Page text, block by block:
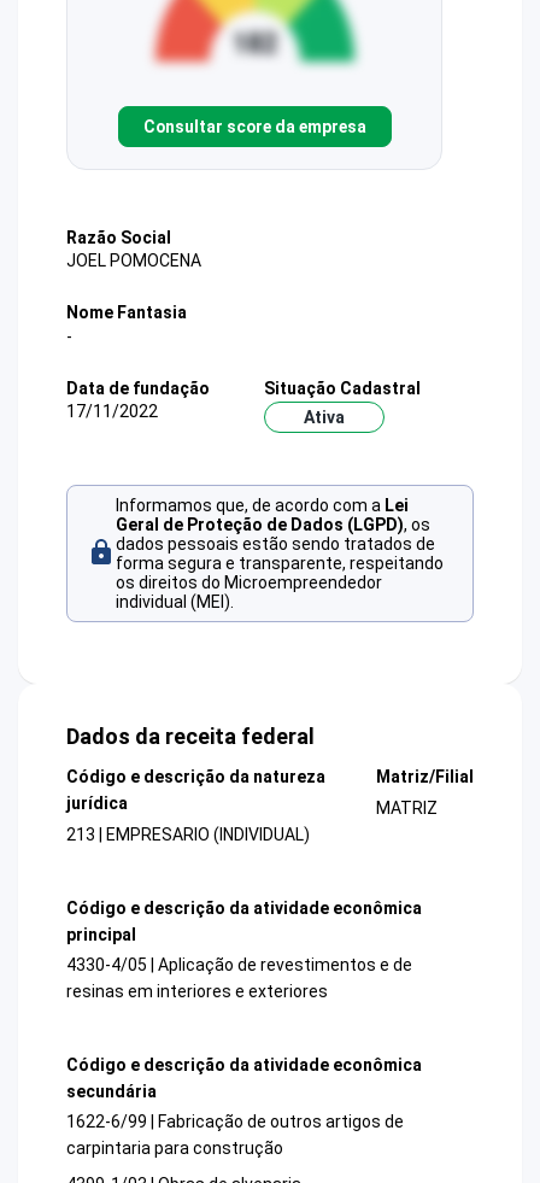
Consultar score da empresa
Razão Social
JOEL POMOCENA
Nome Fantasia
-
Data de fundação
17/11/2022
Situação Cadastral
Ativa
Informamos que, de acordo com a Lei
Geral de Proteção de Dados (LGPD), os
dados pessoais estão sendo tratados de
forma segura e transparente, respeitando
os direitos do Microempreendedor
individual (MEI).
Dados da receita federal
Código e descrição da natureza
jurídica
213 | EMPRESARIO (INDIVIDUAL)
Matriz/Filial
MATRIZ
Código e descrição da atividade econômica
principal
4330-4/05 | Aplicação de revestimentos e de
resinas em interiores e exteriores
Código e descrição da atividade econômica
secundária
1622-6/99 | Fabricação de outros artigos de
carpintaria para construção